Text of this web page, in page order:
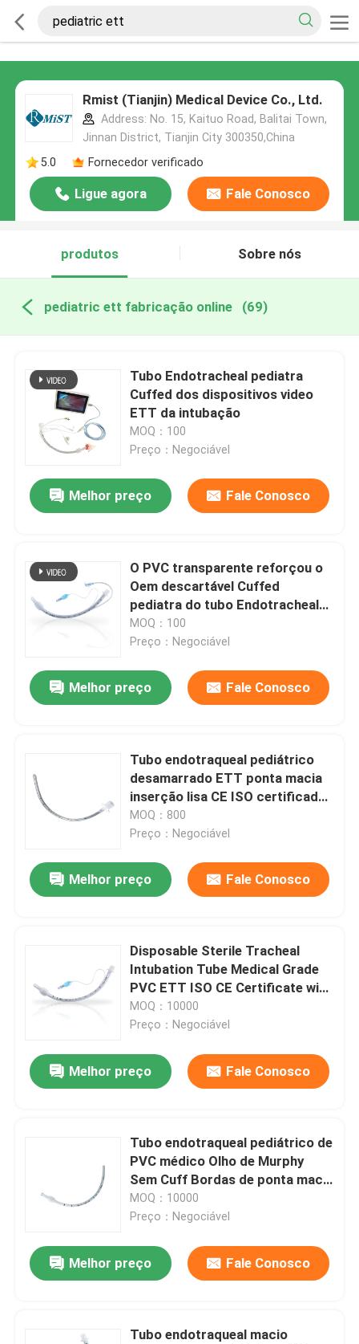
Rmist (Tianjin) Medical Device Co., Ltd.
Address: No. 15, Kaituo Road, Balitai Town,
Jinnan District, Tianjin City 300350,China
5.0
Fornecedor verificado
Ligue agora Fale Conosco
produtos Sobre nós
pediatric ett fabricação online (69)
Tubo Endotracheal pediatra
Cuffed dos dispositivos video
ETT da intubação
MOQ：100
Preço：Negociável
Melhor preço Fale Conosco
O PVC transparente reforçou o
Oem descartável Cuffed
pediatra do tubo Endotracheal
de ETT
MOQ：100
Preço：Negociável
Melhor preço Fale Conosco
Tubo endotraqueal pediátrico
desamarrado ETT ponta macia
inserção lisa CE ISO certificado
OEM ODM
MOQ：800
Preço：Negociável
Melhor preço Fale Conosco
Disposable Sterile Tracheal
Intubation Tube Medical Grade
PVC ETT ISO CE Certificate with
cuff
MOQ：10000
Preço：Negociável
Melhor preço Fale Conosco
Tubo endotraqueal pediátrico de
PVC médico Olho de Murphy
Sem Cuff Bordas de ponta macia
CE ISO permite OEM ODM
MOQ：10000
Preço：Negociável
Melhor preço Fale Conosco
Tubo endotraqueal macio